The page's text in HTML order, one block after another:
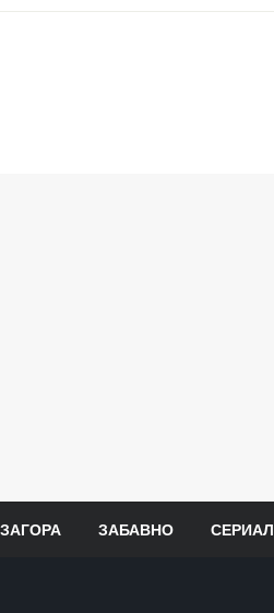
ЗАБАВНО СЕРИАЛ